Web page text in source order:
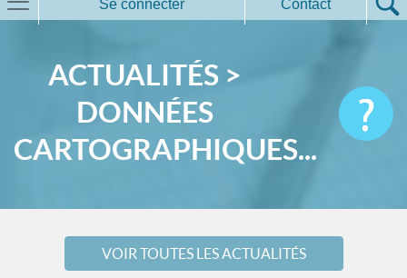
Se connecter Contact
ACTUALITÉS >
DONNÉES
CARTOGRAPHIQUES...
VOIR TOUTES LES ACTUALITÉS